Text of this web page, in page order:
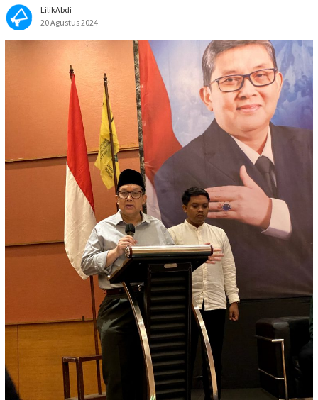
LilikAbdi
20 Agustus 2024